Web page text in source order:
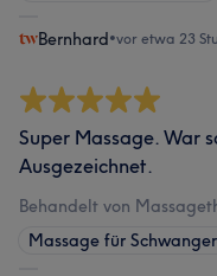
Bernhard•vor etwa 23
Super Massage. War
Ausgezeichnet.
Behandelt von
Massage für